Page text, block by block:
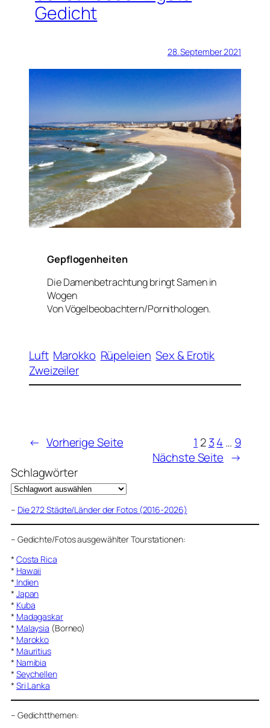
Gedicht
28. September 2021
Gepflogenheiten
Die Damenbetrachtung bringt Samen in
Wogen
Von Vögelbeobachtern/Pornithologen.
Luft Marokko Rüpeleien Sex & Erotik
Zweizeiler
← Vorherige Seite 1 2 34 … 9
Nächste Seite →
Schlagwörter
– Die 272 Städte/Länder der Fotos (2016-2026)
– Gedichte/Fotos ausgewählter Tourstationen:
* Costa Rica
* Hawaii
* Indien
* Japan
* Kuba
* Madagaskar
* Malaysia (Borneo)
* Marokko
* Mauritius
* Namibia
* Seychellen
* Sri Lanka
– Gedichtthemen: